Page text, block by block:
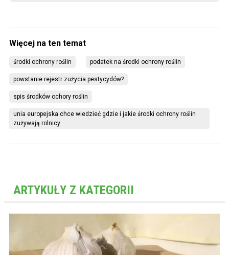
środki ochrony roślin podatek na środki ochrony roślin
powstanie rejestr zużycia pestycydów?
spis środków ochory roślin
unia europejska chce wiedzieć gdzie i jakie środki ochrony roślin
zużywają rolnicy
ARTYKUŁY Z KATEGORII